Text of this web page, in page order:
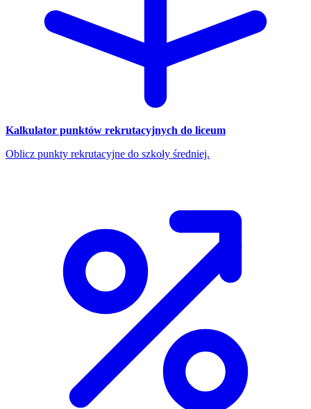
Kalkulator punktów rekrutacyjnych do liceum
Oblicz punkty rekrutacyjne do szkoły średniej.